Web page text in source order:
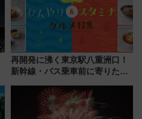
再開発に沸く東京駅八重洲口！
新幹線・バス乗車前に寄りたい
やり＆スタミナグルメ」6選【新
店舗も！】